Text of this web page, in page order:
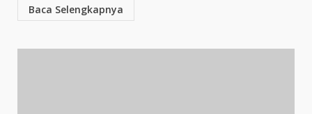
Baca Selengkapnya